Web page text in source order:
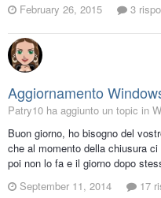
February 26, 2015
3
Aggiornamento
Patry10 ha aggiunto un topic in
Buon giorno, ho bisogno del
che al momento della chiusura
poi non lo fa e il giorno dopo
September 11, 2014
17